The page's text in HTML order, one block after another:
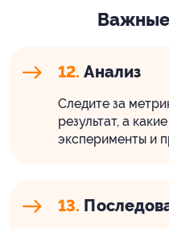
12. Анализ
Следите за
результат, а
эксперименты и
13.